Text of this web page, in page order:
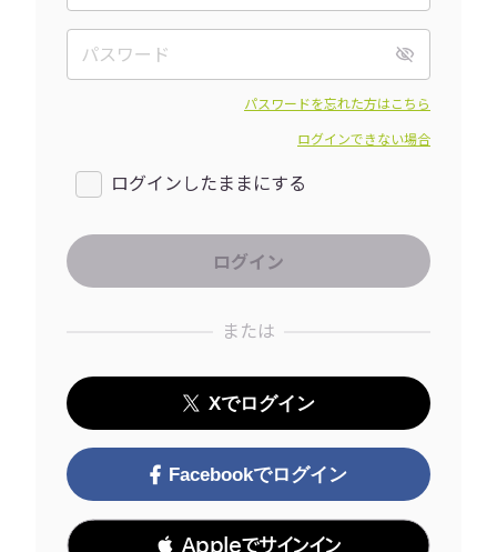
パスワードを忘れた方はこちら
ログインできない場合
ログインしたままにする
または
Xでログイン
Facebookでログイン
 Appleでサインイン